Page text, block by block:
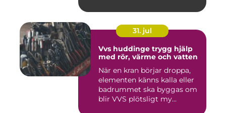
31. jul
Vvs huddinge trygg hjälp
med rör, värme och vatten
När en kran börjar droppa,
elementen känns kalla eller
badrummet ska byggas om
blir VVS plötsligt my...